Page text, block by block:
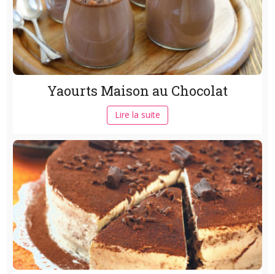
Yaourts Maison au Chocolat
Lire la suite